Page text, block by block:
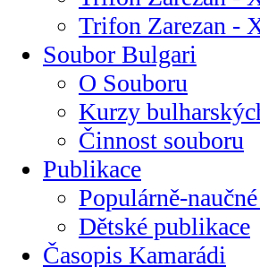
Trifon Zarezan -
Soubor Bulgari
O Souboru
Kurzy
Činnost souboru
Publikace
Populárně-
Dětské publikace
Časopis Kamarádi